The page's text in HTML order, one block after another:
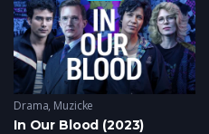
Drama, Muzicke
In Our Blood (2023)